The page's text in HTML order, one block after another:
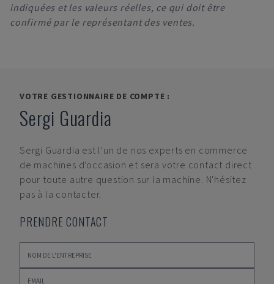
indiquées et les valeurs réelles, ce qui doit être
confirmé par le représentant des ventes.
VOTRE GESTIONNAIRE DE COMPTE :
Sergi Guardia
Sergi Guardia est l'un de nos experts en commerce
de machines d'occasion et sera votre contact direct
pour toute autre question sur la machine. N'hésitez
pas à la contacter.
PRENDRE CONTACT